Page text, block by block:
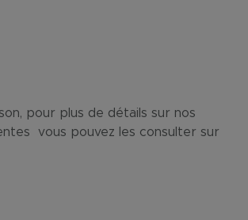
pour plus de détails sur nos
vous pouvez les consulter sur